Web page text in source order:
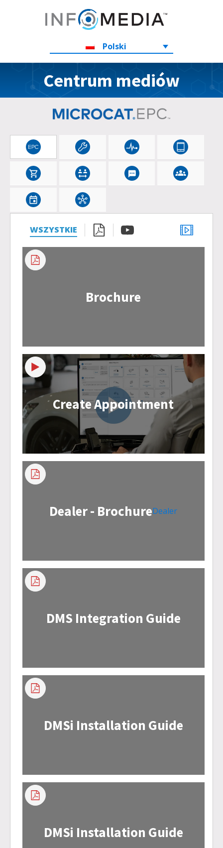
Polski
Centrum mediów
WSZYSTKIE
Brochure
Create Appointment
Dealer - BrochureDealer
DMS Integration Guide
DMSi Installation Guide
DMSi Installation Guide